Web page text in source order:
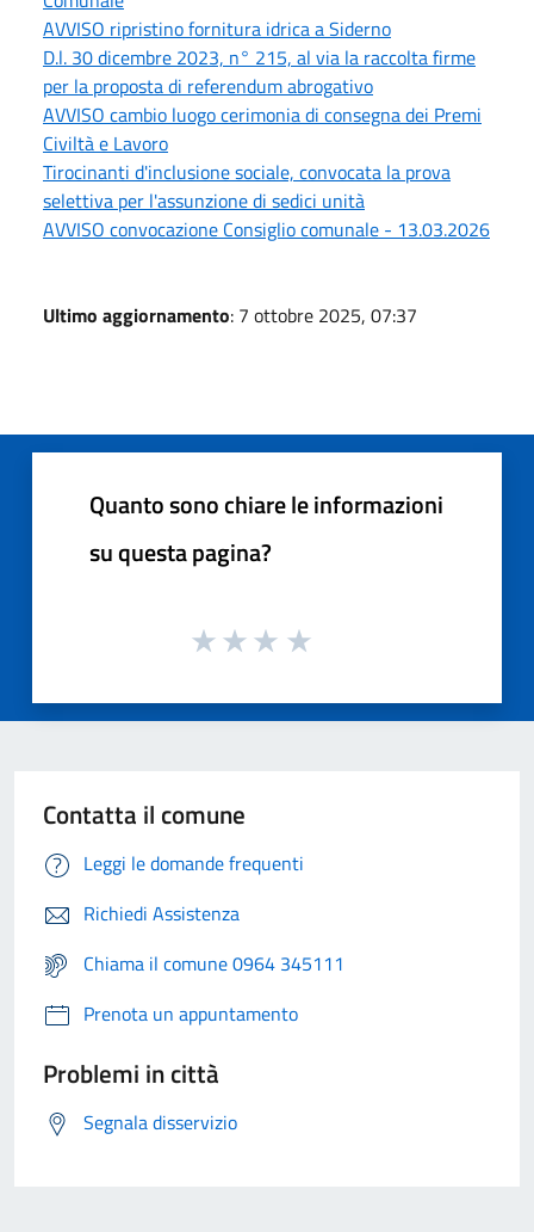
AVVISO ripristino fornitura idrica a Siderno
D.l. 30 dicembre 2023, n° 215, al via la raccolta firme
per la proposta di referendum abrogativo
AVVISO cambio luogo cerimonia di consegna dei Premi
Civiltà e Lavoro
Tirocinanti d'inclusione sociale, convocata la prova
selettiva per l'assunzione di sedici unità
AVVISO convocazione Consiglio comunale - 13.03.2026
Ultimo aggiornamento: 7 ottobre 2025, 07:37
Quanto sono chiare le informazioni
su questa pagina?
Contatta il comune
Leggi le domande frequenti
Richiedi Assistenza
Chiama il comune 0964 345111
Prenota un appuntamento
Problemi in città
Segnala disservizio